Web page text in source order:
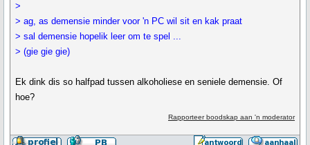
>
> ag, as demensie minder voor 'n PC wil sit en kak praat
> sal demensie hopelik leer om te spel ...
> (gie gie gie)
Ek dink dis so halfpad tussen alkoholiese en seniele demensie. Of
hoe?
Rapporteer boodskap aan 'n moderator